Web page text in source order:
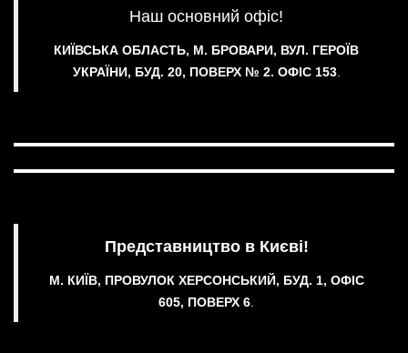
Наш основний офіс!
КИЇВСЬКА ОБЛАСТЬ, М. БРОВАРИ, ВУЛ. ГЕРОЇВ
УКРАЇНИ, БУД. 20, ПОВЕРХ № 2. ОФІС 153.
Представництво в Києві!
М. КИЇВ, ПРОВУЛОК ХЕРСОНСЬКИЙ, БУД. 1, ОФІС
605, ПОВЕРХ 6